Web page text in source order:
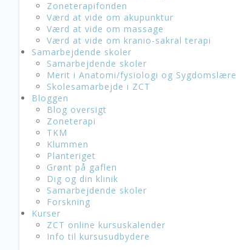
Zoneterapifonden
Værd at vide om akupunktur
Værd at vide om massage
Værd at vide om kranio-sakral terapi
Samarbejdende skoler
Samarbejdende skoler
Merit i Anatomi/fysiologi og Sygdomslære
Skolesamarbejde i ZCT
Bloggen
Blog oversigt
Zoneterapi
TKM
Klummen
Planteriget
Grønt på gaflen
Dig og din klinik
Samarbejdende skoler
Forskning
Kurser
ZCT online kursuskalender
Info til kursusudbydere